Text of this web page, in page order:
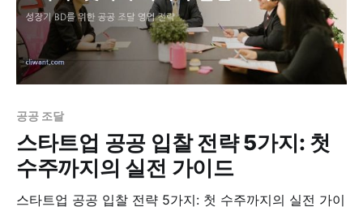
공공 조달
스타트업 공공 입찰 전략 5가지: 첫
수주까지의 실전 가이드
스타트업 공공 입찰 전략 5가지: 첫 수주까지의 실전 가이